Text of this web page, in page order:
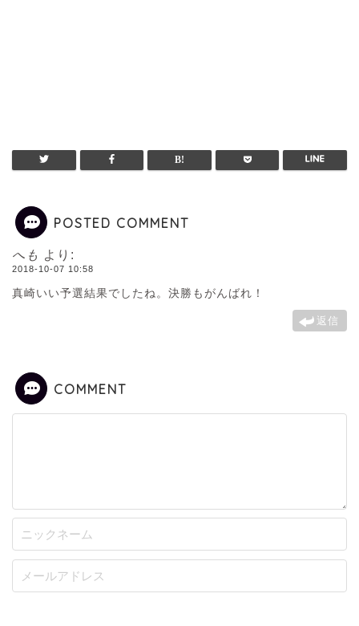
POSTED COMMENT
へも より:
2018-10-07 10:58
真崎いい予選結果でしたね。決勝もがんばれ！
返信
COMMENT